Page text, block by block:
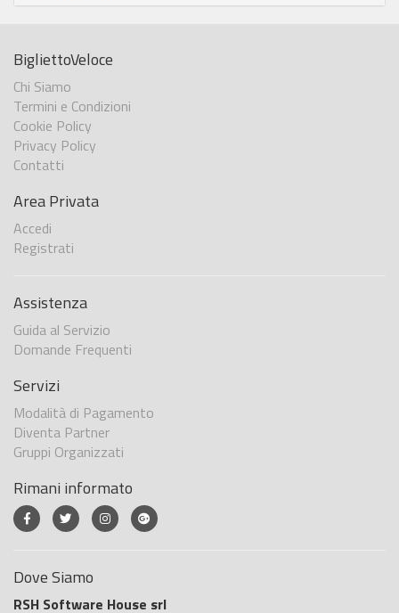
BigliettoVeloce
Chi Siamo
Termini e Condizioni
Cookie Policy
Privacy Policy
Contatti
Area Privata
Accedi
Registrati
Assistenza
Guida al Servizio
Domande Frequenti
Servizi
Modalità di Pagamento
Diventa Partner
Gruppi Organizzati
Rimani informato
Dove Siamo
RSH Software House srl